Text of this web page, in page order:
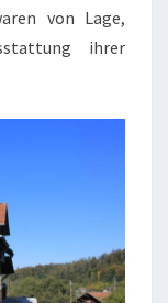
von Lage,
ihrer